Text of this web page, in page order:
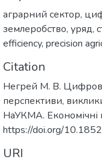
аграрний сектор,
землеробство, уряд,
efficiency, precision
Citation
Негрей М. В.
перспективи,
НаУКМА. Економічні
https://doi.org/
URI